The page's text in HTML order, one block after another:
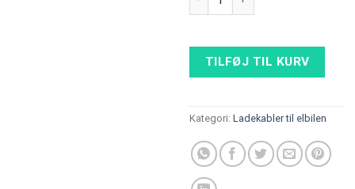
TILFØJ TIL KURV
Kategori: Ladekabler til elbilen